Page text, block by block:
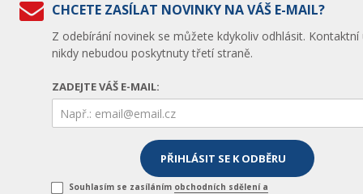
CHCETE ZASÍLAT NOVINKY NA VÁŠ E-MAIL?
Z odebírání novinek se můžete kdykoliv odhlásit. Kontaktní
nikdy nebudou poskytnuty třetí straně.
ZADEJTE VÁŠ E-MAIL:
Souhlasím se zasíláním obchodních sdělení a